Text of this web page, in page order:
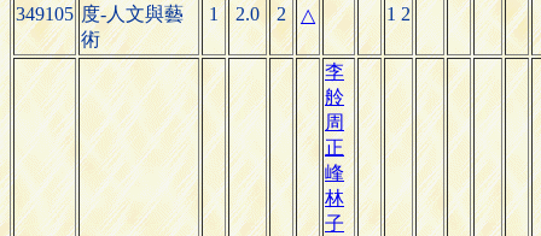
349105 度-人文與藝
術
1 2.0 2 △ 1 2
李
舲
周
正
峰
林
子